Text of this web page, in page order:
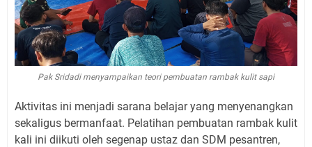
Pak Sridadi menyampaikan teori pembuatan rambak kulit sapi
Aktivitas ini menjadi sarana belajar yang menyenangkan
sekaligus bermanfaat. Pelatihan pembuatan rambak kulit
kali ini diikuti oleh segenap ustaz dan SDM pesantren,